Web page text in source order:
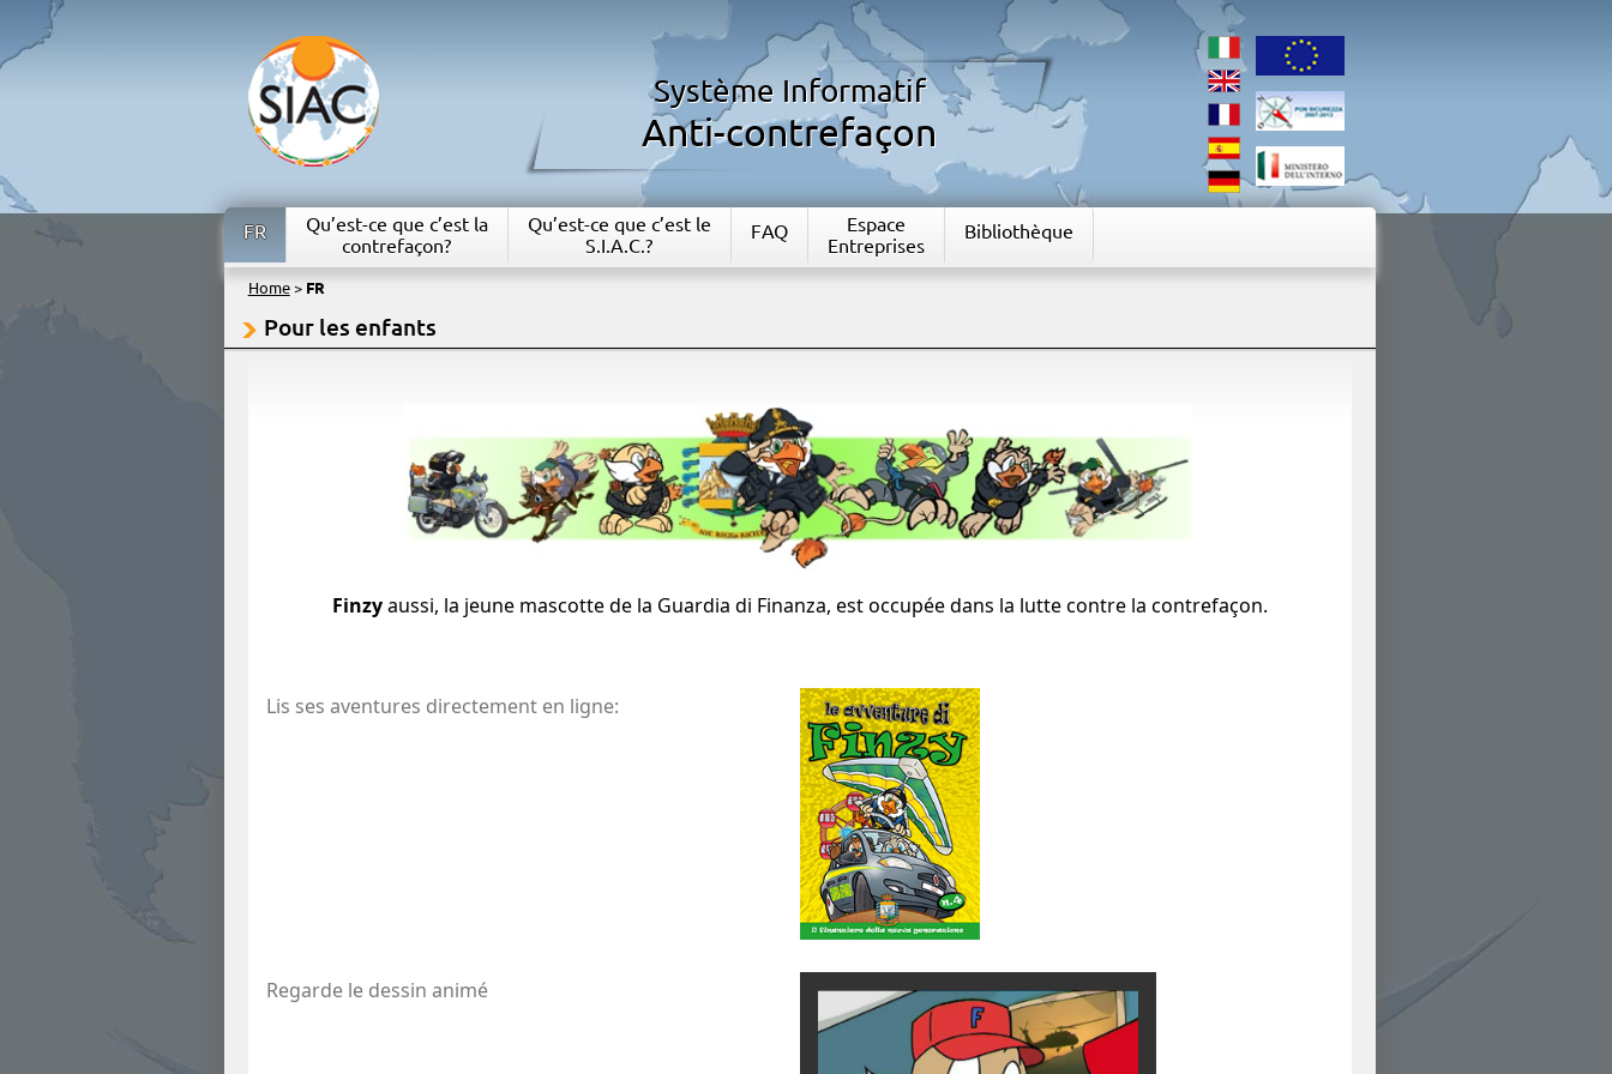
Système Informatif
Anti-contrefaçon
FR
Qu’est-ce que c’est la
contrefaçon?
Qu’est-ce que c’est le
S.I.A.C.?
FAQ
Espace
Entreprises
Bibliothèque
Home> FR
Pour les enfants
Finzyaussi, la jeune mascotte de la Guardia di Finanza, est occupée dans la lutte contre la contrefaçon.
Lis ses aventures directement en ligne:
Regarde le dessin animé ​